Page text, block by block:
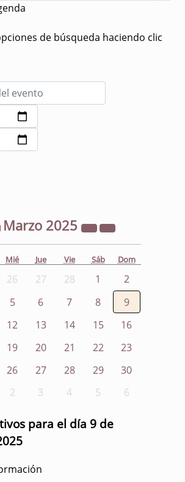
de búsqueda haciendo clic
Marzo 2025
Mié Jue Vie Sáb Dom
26 27 28 1
2
5 6 7 8
9
12 13 14 15
16
19 20 21 22
23
26 27 28 29
30
2 3 4 5 6
para el día 9 de